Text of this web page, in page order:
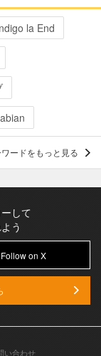
la End
ードをもっと見る
して
う
Follow on X
い合わせ